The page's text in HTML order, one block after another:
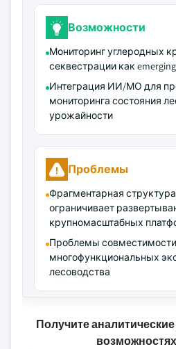
Возможности
Мониторинг углеродных
секвестрации как
Интеграция ИИ/МО для
мониторинга состояния
урожайности
Проблемы
Фрагментарная
ограничивает
крупномасштабных
Проблемы
многофункциональных
лесоводства
Получите